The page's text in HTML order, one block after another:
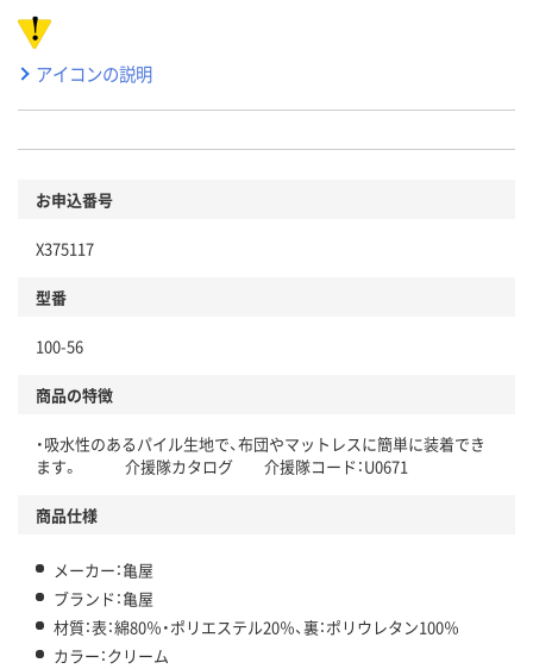
アイコンの説明
お申込番号
X375117
型番
100-56
商品の特徴
・吸水性のあるパイル生地で、布団やマットレスに簡単に装着でき
ます。 介援隊カタログ 介援隊コード：U0671
商品仕様
メーカー：亀屋
ブランド：亀屋
材質：表：綿80％・ポリエステル20％、裏：ポリウレタン100％
カラー：クリーム